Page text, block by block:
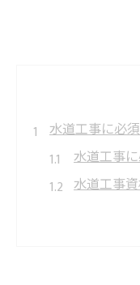
水道工事に必
水道工事
水道工事